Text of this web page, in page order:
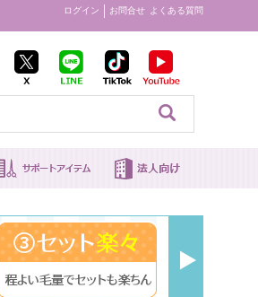
ログイン お問合せ よくある質問